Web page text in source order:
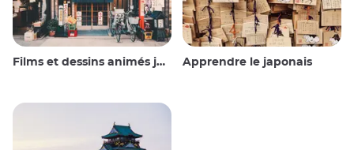
Films et dessins animés japonais Apprendre le japonais